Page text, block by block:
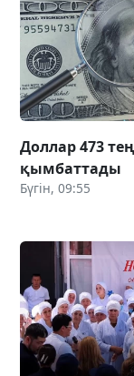
Доллар 473
қымбаттады
Бүгін, 09:55